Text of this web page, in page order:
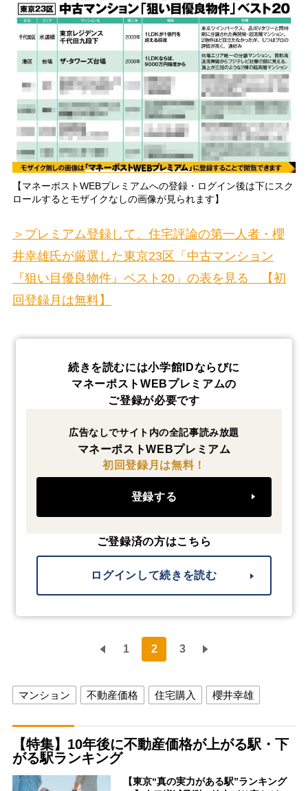
【マネーポストWEBプレミアムへの登録・ログイン後は下にスク
ロールするとモザイクなしの画像が見られます】
＞プレミアム登録して、住宅評論の第一人者・櫻
井幸雄氏が厳選した東京23区「中古マンション
『狙い目優良物件』ベスト20」の表を見る 【初
回登録月は無料】
続きを読むには小学館IDならびに
マネーポストWEBプレミアムの
ご登録が必要です
広告なしでサイト内の全記事読み放題
マネーポストWEBプレミアム
初回登録月は無料！
登録する
ご登録済の方はこちら
ログインして続きを読む
1 2 3
マンション 不動産価格 住宅購入 櫻井幸雄
【特集】10年後に不動産価格が上がる駅・下
がる駅ランキング
【東京“真の実力がある駅”ランキング